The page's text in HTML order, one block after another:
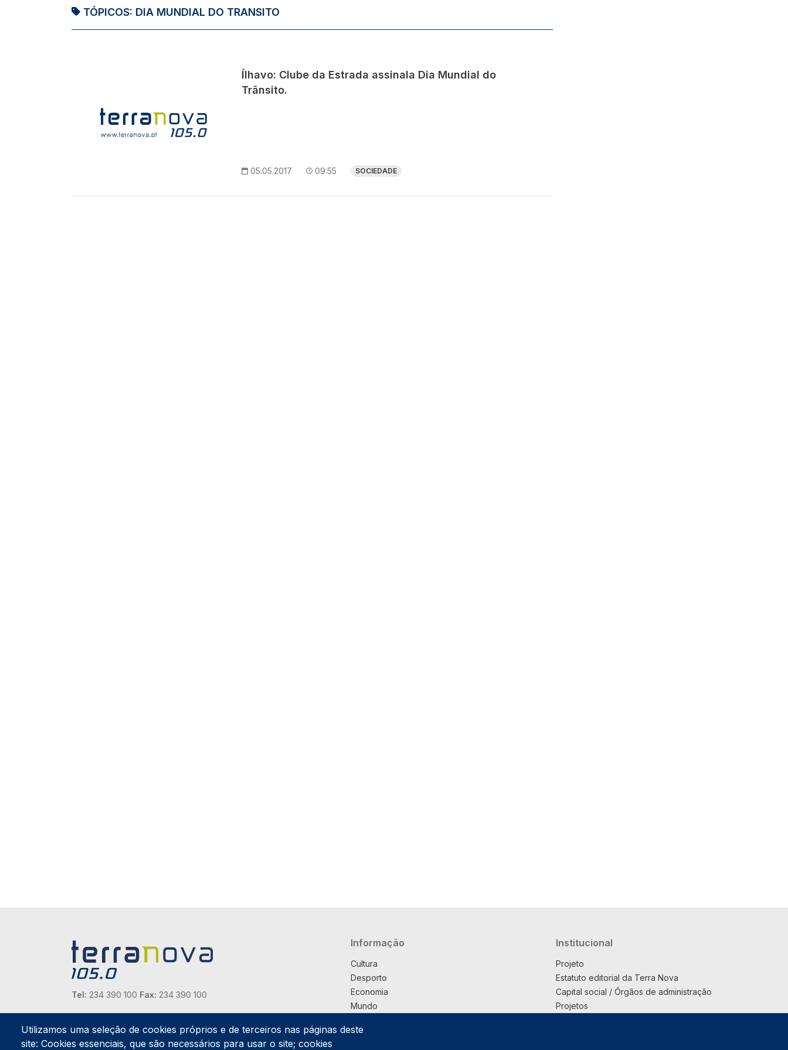
TÓPICOS: DIA MUNDIAL DO TRANSITO
Ílhavo: Clube da Estrada assinala Dia Mundial do
Trânsito.
05.05.2017 09:55 SOCIEDADE
Tel: 234 390 100 Fax: 234 390 100
Endereço Postal
Apartado 42
Rua Gil Eanes 31
Navegação principal
Informação
Cultura
Desporto
Economia
Mundo
País
Institucional
Projeto
Estatuto editorial da Terra Nova
Capital social / Órgãos de administração
Projetos
Utilizamos uma seleção de cookies próprios e de terceiros nas páginas deste
site: Cookies essenciais, que são necessários para usar o site; cookies